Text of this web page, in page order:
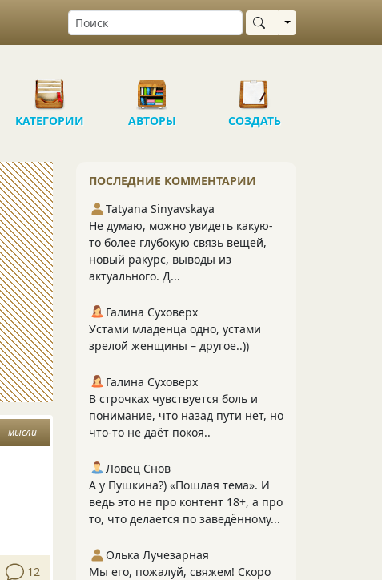
Выбрать область
КАТЕГОРИИ АВТОРЫ СОЗДАТЬ
мысли
12
ПОСЛЕДНИЕ КОММЕНТАРИИ
Tatyana Sinyavskaya
Не думаю, можно увидеть какую-
то более глубокую связь вещей,
новый ракурс, выводы из
актуального. Д...
Галина Суховерх
Устами младенца одно, устами
зрелой женщины – другое..))
Галина Суховерх
В строчках чувствуется боль и
понимание, что назад пути нет, но
что-то не даёт покоя..
Ловец Снов
А у Пушкина?) «Пошлая тема». И
ведь это не про контент 18+, а про
то, что делается по заведённому...
Олька Лучезарная
Мы его, пожалуй, свяжем! Скоро